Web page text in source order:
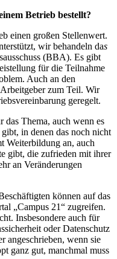
Betrieb bestellt?
einen großen Stellenwert.
wir behandeln das
(BBA). Es gibt
für die Teilnahme
Auch an den
zum Teil. Wir
geregelt.
das Thema, auch wenn es
in denen das noch nicht
Weiterbildung an, auch
gibt, die zufrieden mit ihrer
an Veränderungen
können auf das
„Campus 21“ zugreifen.
Insbesondere auch für
oder Datenschutz
angeschrieben, wenn sie
ganz gut, manchmal muss